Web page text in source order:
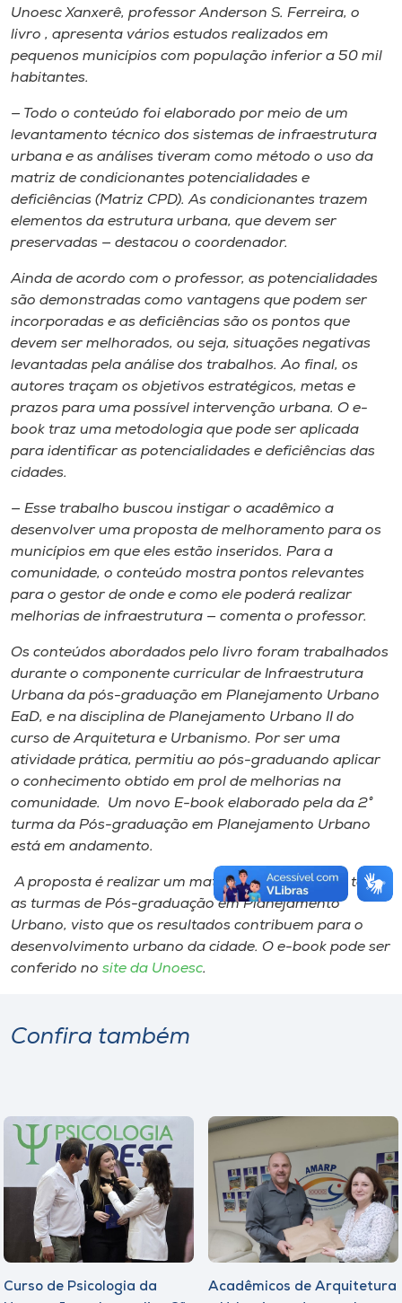
Unoesc Xanxerê, professor Anderson S. Ferreira, o
livro , apresenta vários estudos realizados em
pequenos municípios com população inferior a 50 mil
habitantes.
— Todo o conteúdo foi elaborado por meio de um
levantamento técnico dos sistemas de infraestrutura
urbana e as análises tiveram como método o uso da
matriz de condicionantes potencialidades e
deficiências (Matriz CPD). As condicionantes trazem
elementos da estrutura urbana, que devem ser
preservadas — destacou o coordenador.
Ainda de acordo com o professor, as potencialidades
são demonstradas como vantagens que podem ser
incorporadas e as deficiências são os pontos que
devem ser melhorados, ou seja, situações negativas
levantadas pela análise dos trabalhos. Ao final, os
autores traçam os objetivos estratégicos, metas e
prazos para uma possível intervenção urbana. O e-
book traz uma metodologia que pode ser aplicada
para identificar as potencialidades e deficiências das
cidades.
— Esse trabalho buscou instigar o acadêmico a
desenvolver uma proposta de melhoramento para os
municípios em que eles estão inseridos. Para a
comunidade, o conteúdo mostra pontos relevantes
para o gestor de onde e como ele poderá realizar
melhorias de infraestrutura — comenta o professor.
Os conteúdos abordados pelo livro foram trabalhados
durante o componente curricular de Infraestrutura
Urbana da pós-graduação em Planejamento Urbano
EaD, e na disciplina de Planejamento Urbano II do
curso de Arquitetura e Urbanismo. Por ser uma
atividade prática, permitiu ao pós-graduando aplicar
o conhecimento obtido em prol de melhorias na
comunidade. Um novo E-book elaborado pela da 2°
turma da Pós-graduação em Planejamento Urbano
está em andamento.
A proposta é realizar um material como este em todas
as turmas de Pós-graduação em Planejamento
Urbano, visto que os resultados contribuem para o
desenvolvimento urbano da cidade. O e-book pode ser
conferido no site da Unoesc.
Confira também
Curso de Psicologia da
Acadêmicos de Arquitetura